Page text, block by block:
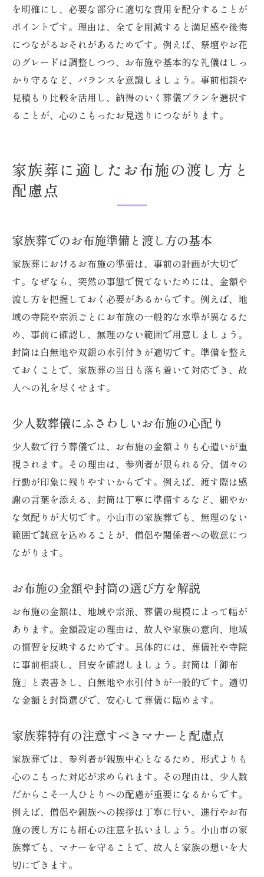
を明確にし、必要な部分に適切な費用を配分することが
ポイントです。理由は、全てを削減すると満足感や後悔
につながるおそれがあるためです。例えば、祭壇やお花
のグレードは調整しつつ、お布施や基本的な礼儀はしっ
かり守るなど、バランスを意識しましょう。事前相談や
見積もり比較を活用し、納得のいく葬儀プランを選択す
ることが、心のこもったお見送りにつながります。
家族葬に適したお布施の渡し方と
配慮点
家族葬でのお布施準備と渡し方の基本
家族葬におけるお布施の準備は、事前の計画が大切で
す。なぜなら、突然の事態で慌てないためには、金額や
渡し方を把握しておく必要があるからです。例えば、地
域の寺院や宗派ごとにお布施の一般的な水準が異なるた
め、事前に確認し、無理のない範囲で用意しましょう。
封筒は白無地や双銀の水引付きが適切です。準備を整え
ておくことで、家族葬の当日も落ち着いて対応でき、故
人への礼を尽くせます。
少人数葬儀にふさわしいお布施の心配り
少人数で行う葬儀では、お布施の金額よりも心遣いが重
視されます。その理由は、参列者が限られる分、個々の
行動が印象に残りやすいからです。例えば、渡す際は感
謝の言葉を添える、封筒は丁寧に準備するなど、細やか
な気配りが大切です。小山市の家族葬でも、無理のない
範囲で誠意を込めることが、僧侶や関係者への敬意につ
ながります。
お布施の金額や封筒の選び方を解説
お布施の金額は、地域や宗派、葬儀の規模によって幅が
あります。金額設定の理由は、故人や家族の意向、地域
の慣習を反映するためです。具体的には、葬儀社や寺院
に事前相談し、目安を確認しましょう。封筒は「御布
施」と表書きし、白無地や水引付きが一般的です。適切
な金額と封筒選びで、安心して葬儀に臨めます。
家族葬特有の注意すべきマナーと配慮点
家族葬では、参列者が親族中心となるため、形式よりも
心のこもった対応が求められます。その理由は、少人数
だからこそ一人ひとりへの配慮が重要になるからです。
例えば、僧侶や親族への挨拶は丁寧に行い、進行やお布
施の渡し方にも細心の注意を払いましょう。小山市の家
族葬でも、マナーを守ることで、故人と家族の想いを大
切にできます。